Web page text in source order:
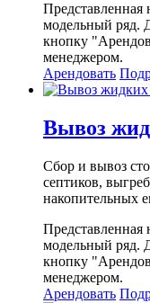
Представленная
модельный ряд.
кнопку
менеджером.
Арендовать
Вывоз
Сбор и вывоз
септиков,
накопительных
Представленная
модельный ряд.
кнопку
менеджером.
Арендовать